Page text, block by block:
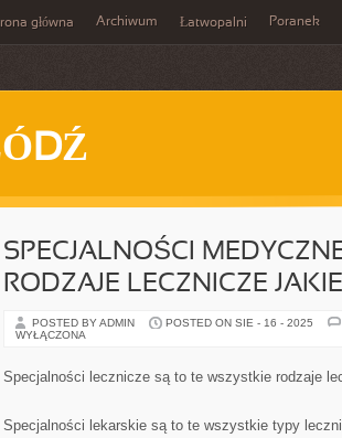
główna Archiwum Łatwopalni Poranek
SPECJALNOŚCI
RODZAJE LECZNICZE
POSTED BY ADMIN POSTED ON SIE - 16 - 2025
WYŁĄCZONA
Specjalności lecznicze są to te wszystkie rodzaje
Specjalności lekarskie są to te wszystkie typy